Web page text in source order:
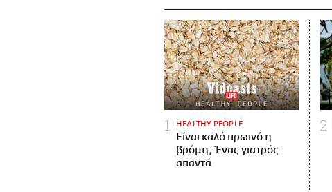
HEALTHY PEOPLE
Είναι καλό πρωινό η
βρόμη; Ένας γιατρός
απαντά